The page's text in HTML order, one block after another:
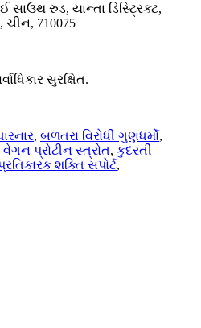
સાઉથ રુડ, યાન્તા ડિસ્ટ્રિક્ટ,
710075
સુરક્ષિત.
, બળતરા વિરોધી ગુણધર્મો,
વેગન પ્રોટીન સ્ત્રોત, કુદરતી
શક્તિ સપોર્ટ,